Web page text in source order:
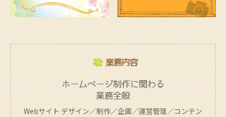
業務内容
ホームページ制作に関わる
業務全般
Webサイト デザイン／制作／企画／運営管理／コンテン